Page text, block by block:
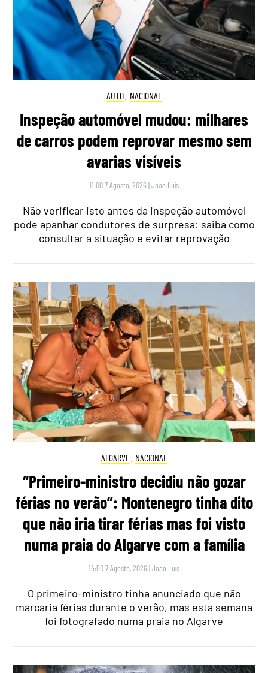
AUTO, NACIONAL
Inspeção automóvel mudou: milhares
de carros podem reprovar mesmo sem
avarias visíveis
11:00 7 Agosto, 2026 |João Luís
Não verificar isto antes da inspeção automóvel
pode apanhar condutores de surpresa: saiba como
consultar a situação e evitar reprovação
ALGARVE, NACIONAL
“Primeiro-ministro decidiu não gozar
férias no verão”: Montenegro tinha dito
que não iria tirar férias mas foi visto
numa praia do Algarve com a família
14:50 7 Agosto, 2026 |João Luís
O primeiro-ministro tinha anunciado que não
marcaria férias durante o verão, mas esta semana
foi fotografado numa praia no Algarve